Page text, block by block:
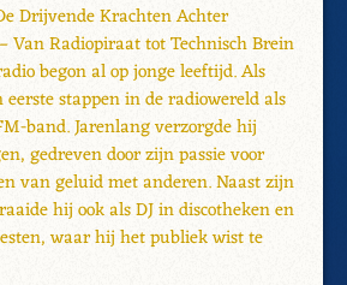
Drijvende Krachten Achter
Van Radiopiraat tot Technisch Brein
begon al op jonge leeftijd. Als
stappen in de radiowereld als
band. Jarenlang verzorgde hij
gedreven door zijn passie voor
van geluid met anderen. Naast zijn
hij ook als DJ in discotheken en
waar hij het publiek wist te